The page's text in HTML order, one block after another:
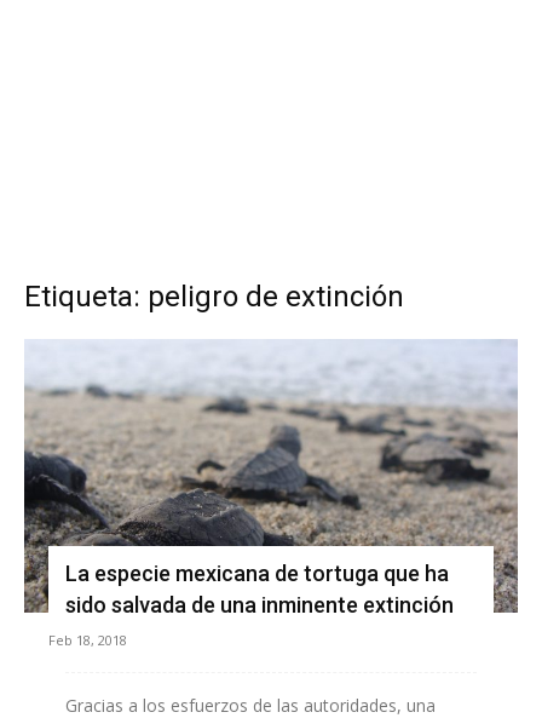
Etiqueta: peligro de extinción
La especie mexicana de tortuga que ha
sido salvada de una inminente extinción
Feb 18, 2018
Gracias a los esfuerzos de las autoridades, una